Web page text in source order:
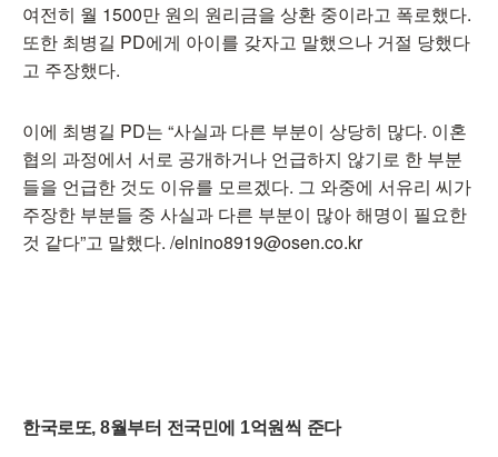
여전히 월 1500만 원의 원리금을 상환 중이라고 폭로했다.
또한 최병길 PD에게 아이를 갖자고 말했으나 거절 당했다
고 주장했다.
이에 최병길 PD는 “사실과 다른 부분이 상당히 많다. 이혼
협의 과정에서 서로 공개하거나 언급하지 않기로 한 부분
들을 언급한 것도 이유를 모르겠다. 그 와중에 서유리 씨가
주장한 부분들 중 사실과 다른 부분이 많아 해명이 필요한
것 같다”고 말했다. /elnino8919@osen.co.kr